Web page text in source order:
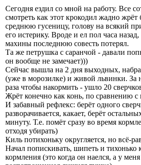
Сегодня ездил со мной на работу. Все
смотреть как этот крокодил жадно
среднюю гусеницу, голову на всякий
его истерику. Вроде и ел пол часа
махины последнюю совесть потерял.
Та же петрушка с саранчой - давали
он вообще не замечает)))
Сейчас вышла на 2 дня выходных,
(уже в морозилке) и живой львинки. За
раза чтобы накормить - ушло 20
Жрёт конечно как конь, по сравнению с
И забавный рефлекс: берёт одного
разворачивается, какает, берёт
минуту. Т.е. помёт сразу во время
отходя убирать)
Киль потихоньку округляется, но всё-
Начал попискивать, шипеть и тихонько
кормления (это когда он наелся, а у меня